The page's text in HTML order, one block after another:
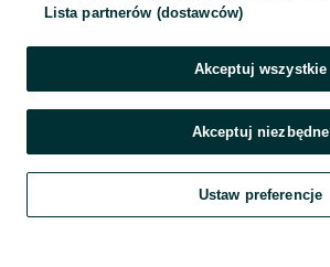
Szukaj Obserwujesz Dodaj
Lista partnerów (dostawców)
Akceptuj wszystkie
Akceptuj niezbędne
Ustaw preferencje